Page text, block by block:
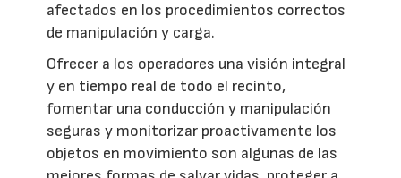
afectados en los procedimientos correctos
de manipulación y carga.
Ofrecer a los operadores una visión integral
y en tiempo real de todo el recinto,
fomentar una conducción y manipulación
seguras y monitorizar proactivamente los
objetos en movimiento son algunas de las